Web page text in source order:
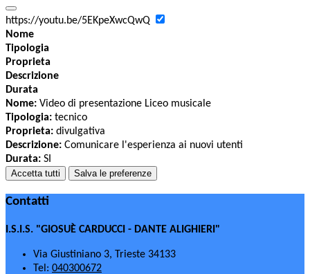
https://youtu.be/5EKpeXwcQwQ
Nome
Tipologia
Proprieta
Descrizione
Durata
Nome: Video di presentazione Liceo musicale
Tipologia: tecnico
Proprieta: divulgativa
Descrizione: Comunicare l'esperienza ai nuovi utenti
Durata: SI
Accetta tutti Salva le preferenze
Contatti
I.S.I.S. "GIOSUÈ CARDUCCI - DANTE ALIGHIERI"
Via Giustiniano 3, Trieste 34133
Tel: 040300672